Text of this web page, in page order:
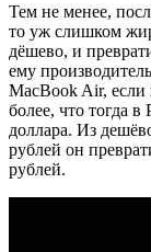
Тем не менее,
то уж слишком
дёшево, и
ему
MacBook Air, если
более, что тогда в
доллара. Из
рублей он
рублей.